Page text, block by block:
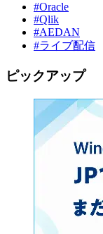
#Oracle
#Qlik
#AEDAN
#ライブ配信
ピックアップ